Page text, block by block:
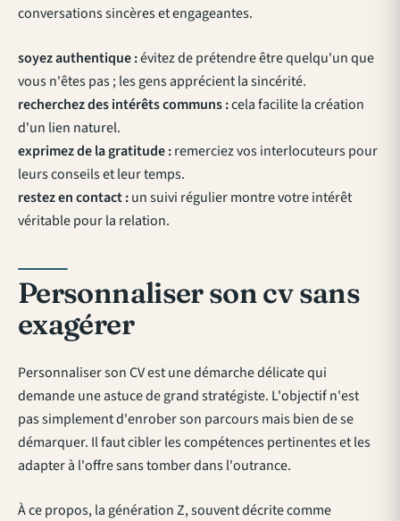
conversations sincères et engageantes.
soyez authentique :évitez de prétendre être quelqu'un que
vous n'êtes pas ; les gens apprécient la sincérité.
recherchez des intérêts communs :cela facilite la création
d'un lien naturel.
exprimez de la gratitude :remerciez vos interlocuteurs pour
leurs conseils et leur temps.
restez en contact :un suivi régulier montre votre intérêt
véritable pour la relation.
Personnaliser son cv sans
exagérer
Personnaliser son CV est une démarche délicate qui
demande une astuce de grand stratégiste. L'objectif n'est
pas simplement d'enrober son parcours mais bien de se
démarquer. Il faut cibler les compétences pertinentes et les
adapter à l'offre sans tomber dans l'outrance.
À ce propos, la génération Z, souvent décrite comme